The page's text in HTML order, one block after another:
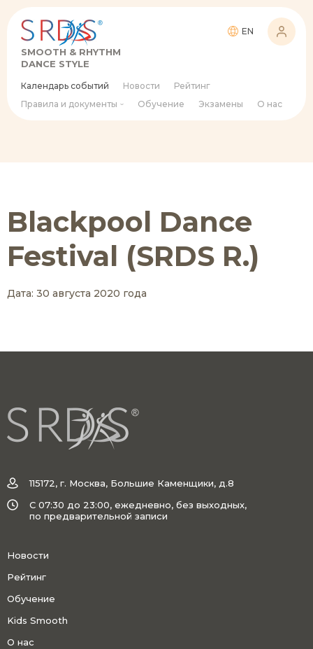
SMOOTH & RHYTHM
DANCE STYLE
EN
Календарь событий Новости
Рейтинг
Правила и документы
Обучение Экзамены О нас
Blackpool Dance
Festival (SRDS R.)
Дата: 30 августа 2020 года
115172, г. Москва, Большие Каменщики, д.8
C 07:30 до 23:00, ежедневно, без выходных,
по предварительной записи
Новости
Рейтинг
Обучение
Kids Smooth
О нас